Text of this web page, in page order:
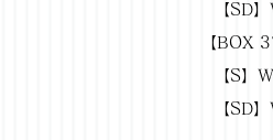
【SD
【BOX
【S】
【SD